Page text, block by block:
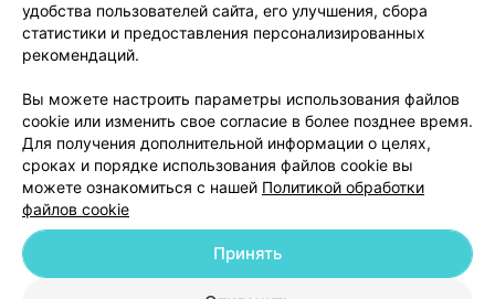
Написать руководителю 103.by
Обработка персональных данных
© 2026 ООО «Артокс Лаб», УНП 191700409
| 220012, Республика Беларусь,
удобства пользователей сайта, его улучшения, сбора
статистики и предоставления персонализированных
рекомендаций.
Вы можете настроить параметры использования файлов
cookie или изменить свое согласие в более позднее время.
Для получения дополнительной информации о целях,
сроках и порядке использования файлов cookie вы
можете ознакомиться с нашей Политикой обработки
файлов cookie
Принять